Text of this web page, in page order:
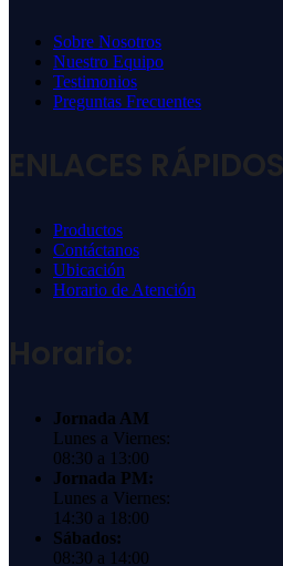
Sobre Nosotros
Nuestro Equipo
Testimonios
Preguntas Frecuentes
ENLACES RÁPIDOS
Productos
Contáctanos
Ubicación
Horario de Atención
Horario:
Jornada AM
Lunes a Viernes:
08:30 a 13:00
Jornada PM:
Lunes a Viernes:
14:30 a 18:00
Sábados:
08:30 a 14:00